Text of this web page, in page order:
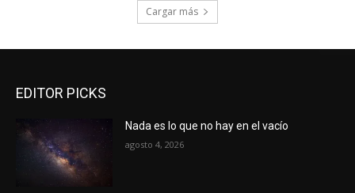
Cargar más
EDITOR PICKS
Nada es lo que no hay en el vacío
agosto 4, 2026